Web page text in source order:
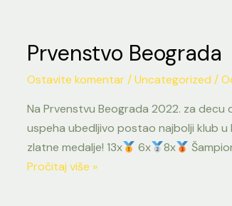
Prvenstvo Beograda
Ostavite komentar /Uncategorized /
Na Prvenstvu Beograda 2022. za
uspeha ubedljivo postao najbolji klub
zlatne medalje! 13x
6x 8x
Prvenstvo
Pročitaj više »